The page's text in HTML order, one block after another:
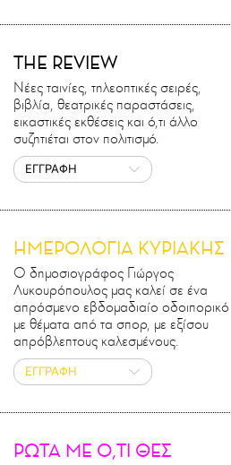
THE REVIEW
Νέες ταινίες, τηλεοπτικές σειρές,
βιβλία, θεατρικές παραστάσεις,
εικαστικές εκθέσεις και ό,τι άλλο
συζητιέται στον πολιτισμό.
ΕΓΓΡΑΦΗ
ΗΜΕΡΟΛΟΓΙΑ ΚΥΡΙΑΚΗΣ
Ο δημοσιογράφος Γιώργος
Λυκουρόπουλος μας καλεί σε ένα
απρόσμενο εβδομαδιαίο οδοιπορικό
με θέματα από τα σπορ, με εξίσου
απρόβλεπτους καλεσμένους.
ΕΓΓΡΑΦΗ
ΡΩΤΑ ΜΕ Ο,ΤΙ ΘΕΣ